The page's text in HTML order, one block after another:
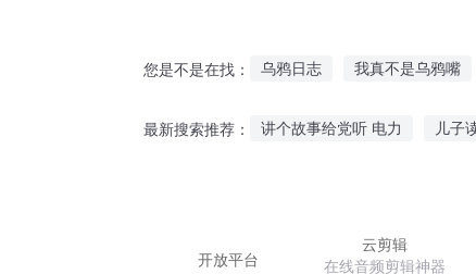
您是不是在找： 乌鸦日志 我真不是乌鸦嘴
最新搜索推荐： 讲个故事给党听 电力 儿子
开放平台
云剪辑
在线音频剪辑神器